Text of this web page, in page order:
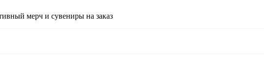
мерч и сувениры на заказ